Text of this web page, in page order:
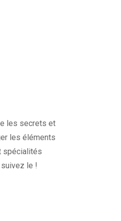
les secrets et
les éléments
spécialités
le !